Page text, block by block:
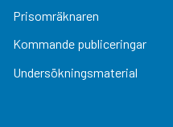
Prisomräknaren
Kommande publiceringar
Undersökningsmaterial